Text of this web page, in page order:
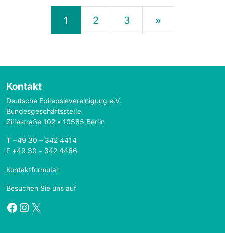
Beitrags-Navigation
1 2 3 »
Kontakt
Deutsche Epilepsievereinigung e.V.
Bundesgeschäftsstelle
Zillestraße 102 • 10585 Berlin
T +49 30 – 342 4414
F +49 30 – 342 4466
Kontaktformular
Besuchen Sie uns auf
Facebook
Instagram
X